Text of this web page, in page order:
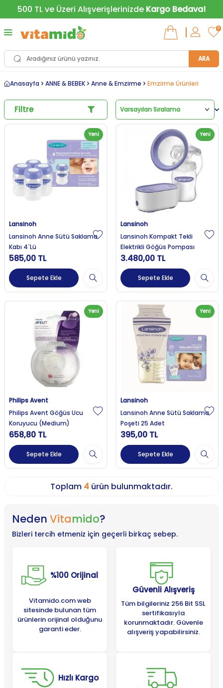
500 TL ve Üzeri Alışverişlerinizde Kargo Bedava!
ARA
0
Anasayfa ANNE & BEBEK Anne & Emzirme Emzirme Ürünleri
Filtre
Yeni
Lansinoh
Lansinoh Anne Sütü Saklama
Kabı 4`Lü
585,00 TL
Sepete Ekle
Yeni
Lansinoh
Lansinoh Kompakt Tekli
Elektrikli Göğüs Pompası
3.480,00 TL
Sepete Ekle
Yeni
Philips Avent
Philips Avent Göğüs Ucu
Koruyucu (Medium)
658,80 TL
Sepete Ekle
Yeni
Lansinoh
Lansinoh Anne Sütü Saklama
Poşeti 25 Adet
395,00 TL
Sepete Ekle
Toplam 4 ürün bulunmaktadır.
Neden Vitamido?
Bizleri tercih etmeniz için geçerli birkaç sebep.
%100 Orijinal
Vitamido.com web
sitesinde bulunan tüm
ürünlerin orijinal olduğunu
garanti eder.
Güvenli Alışveriş
Tüm bilgileriniz 256 Bit SSL
sertifikasıyla
korunmaktadır. Güvenle
alışveriş yapabilirsiniz.
Hızlı Kargo